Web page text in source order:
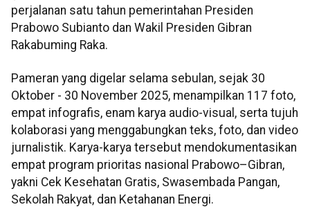
perjalanan satu tahun pemerintahan Presiden
Prabowo Subianto dan Wakil Presiden Gibran
Rakabuming Raka.
Pameran yang digelar selama sebulan, sejak 30
Oktober - 30 November 2025, menampilkan 117 foto,
empat infografis, enam karya audio-visual, serta tujuh
kolaborasi yang menggabungkan teks, foto, dan video
jurnalistik. Karya-karya tersebut mendokumentasikan
empat program prioritas nasional Prabowo–Gibran,
yakni Cek Kesehatan Gratis, Swasembada Pangan,
Sekolah Rakyat, dan Ketahanan Energi.